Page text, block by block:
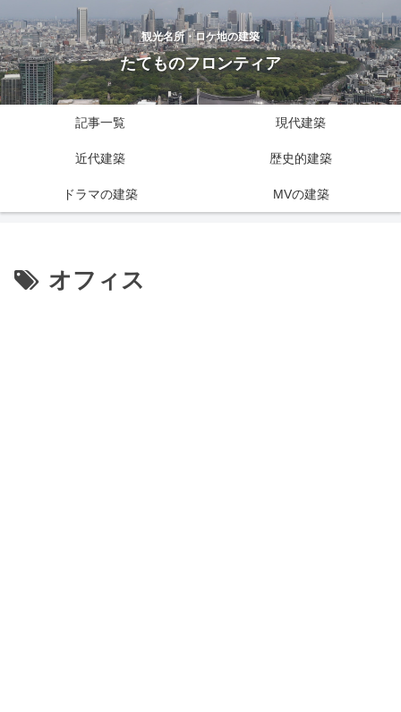
観光名所・ロケ地の建築
たてものフロンティア
記事一覧 現代建築
近代建築 歴史的建築
ドラマの建築 MVの建築
オフィス